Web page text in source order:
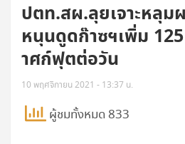
ปตท.สผ.ลุยเจาะหลุ
หนุนดูดก๊าซฯเพิ่ม
าศก์ฟุตต่อวัน
10 พฤศจิกายน 2021 - 13:37 น.
ผู้ชมทั้งหมด 833